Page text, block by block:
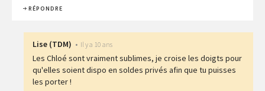
RÉPONDRE
Lise (TDM) • Il y a 10 ans
Les Chloé sont vraiment sublimes, je croise les doigts pour
qu'elles soient dispo en soldes privés afin que tu puisses
les porter !